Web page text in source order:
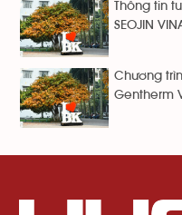
Thông tin
SEOJIN
Chương
Gentherm